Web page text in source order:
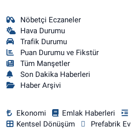
Nöbetçi Eczaneler
Hava Durumu
Trafik Durumu
Puan Durumu ve Fikstür
Tüm Manşetler
Son Dakika Haberleri
Haber Arşivi
Ekonomi Emlak Haberleri
Kentsel Dönüşüm
Prefabrik Ev